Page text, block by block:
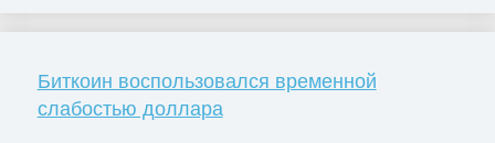
Биткоин воспользовался временной
слабостью доллара